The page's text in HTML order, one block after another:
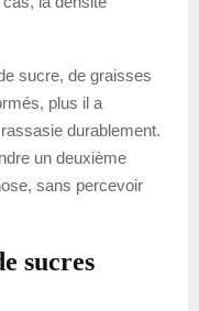
sucre, de graisses
plus il a
durablement.
un deuxième
sans percevoir
sucres